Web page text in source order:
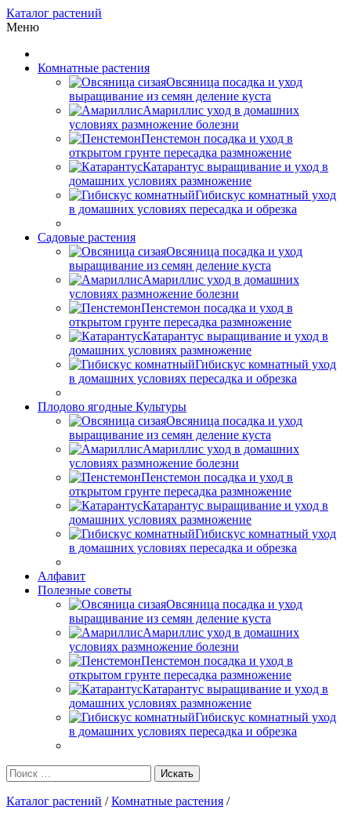
Каталог растений
Меню
Комнатные растения
Овсяница посадка и уход
выращивание из семян деление куста
Амариллис уход в домашних
условиях размножение болезни
Пенстемон посадка и уход в
открытом грунте пересадка размножение
Катарантус выращивание и уход в
домашних условиях размножение
Гибискус комнатный уход
в домашних условиях пересадка и обрезка
Садовые растения
Овсяница посадка и уход
выращивание из семян деление куста
Амариллис уход в домашних
условиях размножение болезни
Пенстемон посадка и уход в
открытом грунте пересадка размножение
Катарантус выращивание и уход в
домашних условиях размножение
Гибискус комнатный уход
в домашних условиях пересадка и обрезка
Плодово ягодные Культуры
Овсяница посадка и уход
выращивание из семян деление куста
Амариллис уход в домашних
условиях размножение болезни
Пенстемон посадка и уход в
открытом грунте пересадка размножение
Катарантус выращивание и уход в
домашних условиях размножение
Гибискус комнатный уход
в домашних условиях пересадка и обрезка
Алфавит
Полезные советы
Овсяница посадка и уход
выращивание из семян деление куста
Амариллис уход в домашних
условиях размножение болезни
Пенстемон посадка и уход в
открытом грунте пересадка размножение
Катарантус выращивание и уход в
домашних условиях размножение
Гибискус комнатный уход
в домашних условиях пересадка и обрезка
Каталог растений /Комнатные растения /